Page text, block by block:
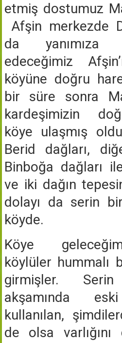
etmiş dostumuz
Afşin merkezde
da
edeceğimiz
köyüne doğru
bir süre sonra
kardeşimizin
köye ulaşmış
Berid dağları,
Binboğa dağları
ve iki dağın
dolayı da serin
köyde.
Köye
köylüler hummalı
girmişler.
akşamında
kullanılan,
de olsa